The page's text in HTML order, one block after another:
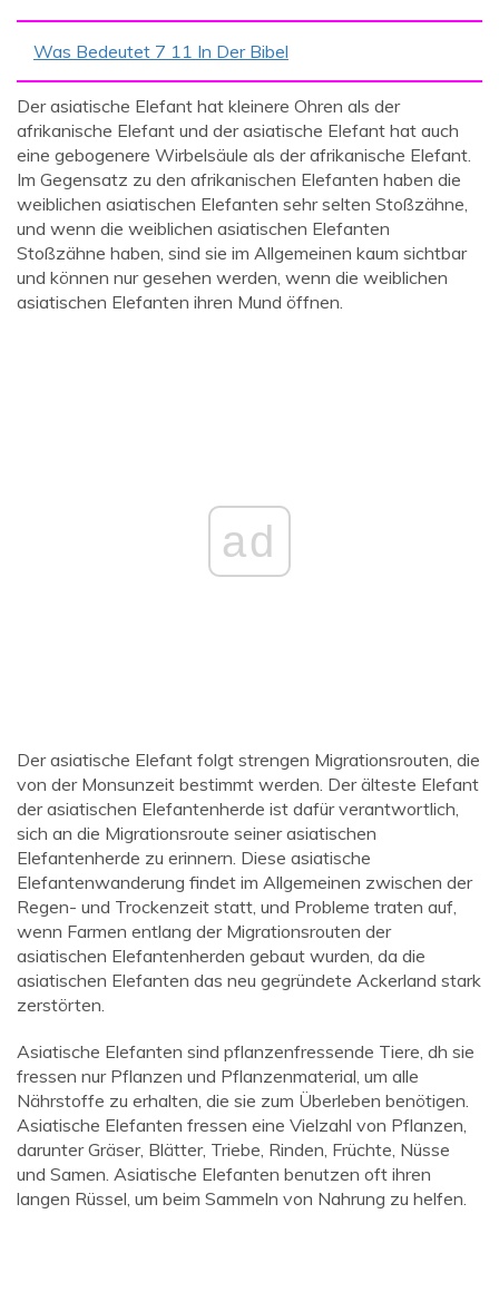
Was Bedeutet 7 11 In Der Bibel
Der asiatische Elefant hat kleinere Ohren als der
afrikanische Elefant und der asiatische Elefant hat auch
eine gebogenere Wirbelsäule als der afrikanische Elefant.
Im Gegensatz zu den afrikanischen Elefanten haben die
weiblichen asiatischen Elefanten sehr selten Stoßzähne,
und wenn die weiblichen asiatischen Elefanten
Stoßzähne haben, sind sie im Allgemeinen kaum sichtbar
und können nur gesehen werden, wenn die weiblichen
asiatischen Elefanten ihren Mund öffnen.
ad
Der asiatische Elefant folgt strengen Migrationsrouten, die
von der Monsunzeit bestimmt werden. Der älteste Elefant
der asiatischen Elefantenherde ist dafür verantwortlich,
sich an die Migrationsroute seiner asiatischen
Elefantenherde zu erinnern. Diese asiatische
Elefantenwanderung findet im Allgemeinen zwischen der
Regen- und Trockenzeit statt, und Probleme traten auf,
wenn Farmen entlang der Migrationsrouten der
asiatischen Elefantenherden gebaut wurden, da die
asiatischen Elefanten das neu gegründete Ackerland stark
zerstörten.
Asiatische Elefanten sind pflanzenfressende Tiere, dh sie
fressen nur Pflanzen und Pflanzenmaterial, um alle
Nährstoffe zu erhalten, die sie zum Überleben benötigen.
Asiatische Elefanten fressen eine Vielzahl von Pflanzen,
darunter Gräser, Blätter, Triebe, Rinden, Früchte, Nüsse
und Samen. Asiatische Elefanten benutzen oft ihren
langen Rüssel, um beim Sammeln von Nahrung zu helfen.